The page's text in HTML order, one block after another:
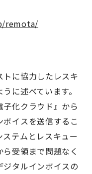
remota/
に協力したレスキ
に述べています。
子化クラウド』から
イスを送信するこ
テムとレスキュー
受領まで問題なく
タルインボイスの